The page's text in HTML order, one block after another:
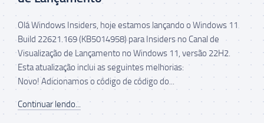
Olá Windows Insiders, hoje estamos lançando o Windows 11
Build 22621.169 (KB5014958) para Insiders no Canal de
Visualização de Lançamento no Windows 11, versão 22H2.
Esta atualização inclui as seguintes melhorias:
Novo! Adicionamos o código de código do...
Continuar lendo...